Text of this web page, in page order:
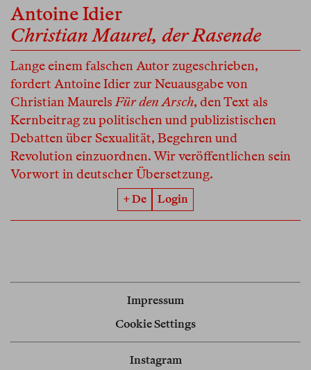
Antoine Idier
Christian Maurel, der Rasende
Lange einem falschen Autor zugeschrieben,
fordert Antoine Idier zur Neuausgabe von
Christian MaurelsFür den Arsch, den Text als
Kernbeitrag zu politischen und publizistischen
Debatten über Sexualität, Begehren und
Revolution einzuordnen. Wir veröffentlichen sein
Vorwort in deutscher Übersetzung.
+ De Login
Impressum
Cookie Settings
Instagram